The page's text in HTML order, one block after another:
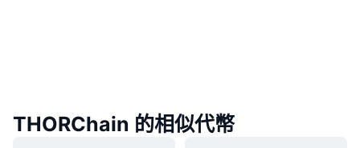
THORChain 的相似代幣